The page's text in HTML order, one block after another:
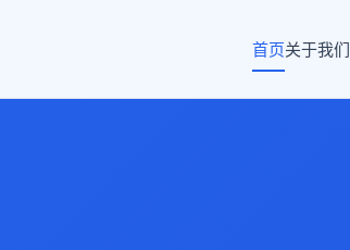
首页关于我们